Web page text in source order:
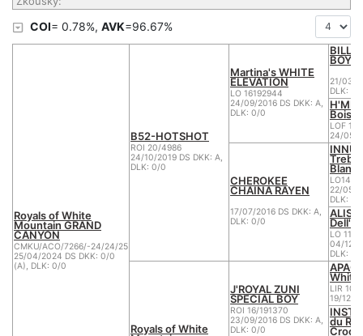
COI= 0.78%, AVK=96.67%
Royals of White
Mountain GRAND
CANYON
CMKU/ACO/7266/-24/24/25
25/04/2024 DS DKK: 0/0
(A), DLK: 0/0
B52-HOTSHOT
ROI 20/4986
24/10/2019 DS DKK: A,
DLK: 0/0
Martina's WHITE
ELEVATION
LO 16192944
24/09/2016 DS DKK: A,
DLK: 0/0
BOY
21/03/
DLK: 0/
Bois
LOF
24/05/
CHEROKEE
CHAINA RAYEN
17/07/2016 DS DKK: A,
DLK: 0/0
Blanc
22/05/
DLK: 0
LO
04/12/
DLK: 0/
Royals of White
J'ROYAL ZUNI
SPECIAL BOY
ROI 16/191370
23/09/2016 DS DKK: A,
DLK: 0/0
White
LIR 10/
19/12/
du
Crocs